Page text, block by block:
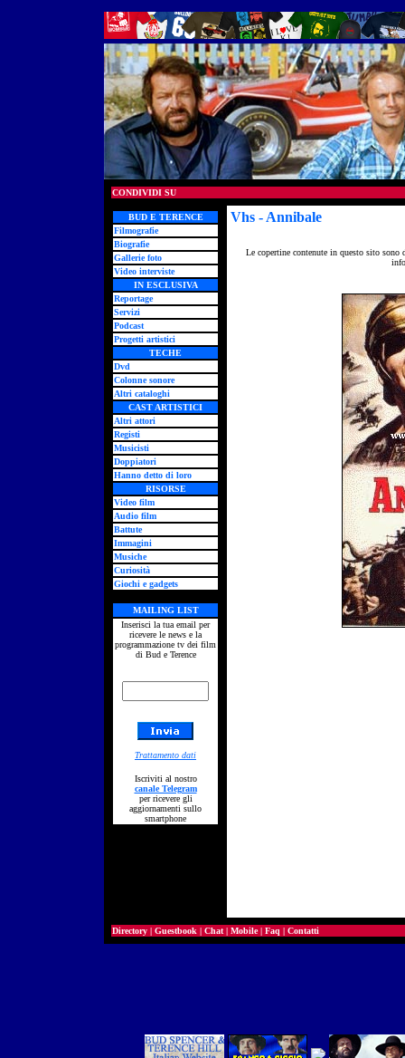
CONDIVIDI SU
BUD E TERENCE
Filmografie
Biografie
Gallerie foto
Video interviste
IN ESCLUSIVA
Reportage
Servizi
Podcast
Progetti artistici
TECHE
Dvd
Colonne sonore
Altri cataloghi
CAST ARTISTICI
Altri attori
Registi
Musicisti
Doppiatori
Hanno detto di loro
RISORSE
Video film
Audio film
Battute
Immagini
Musiche
Curiosità
Giochi e gadgets
MAILING LIST
Inserisci la tua email per
ricevere le news e la
programmazione tv dei film
di Bud e Terence
Trattamento dati
Iscriviti al nostro
canale Telegram
per ricevere gli
aggiornamenti sullo
smartphone
Vhs - Annibale
Le copertine contenute in questo sito
Directory | Guestbook | Chat | Mobile| Faq | Contatti